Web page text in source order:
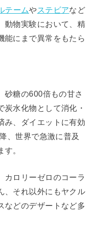
テームやステビアなど
動物実験において、精
能にまで異常をもたら
砂糖の600倍もの甘さ
炭水化物として消化・
み、ダイエットに有効
、世界で急激に普及
。
カロリーゼロのコーラ
、それ以外にもヤクル
などのデザートなど多